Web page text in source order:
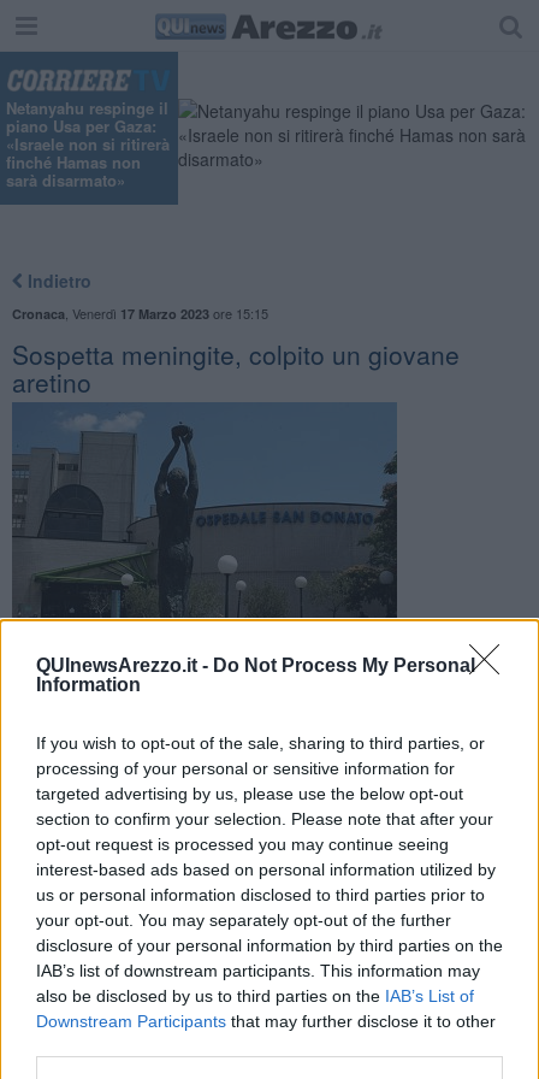
QUInewsArezzo.it - Do Not Process My Personal
Information
If you wish to opt-out of the sale, sharing to third parties, or
processing of your personal or sensitive information for
targeted advertising by us, please use the below opt-out
section to confirm your selection. Please note that after your
opt-out request is processed you may continue seeing
interest-based ads based on personal information utilized by
us or personal information disclosed to third parties prior to
your opt-out. You may separately opt-out of the further
disclosure of your personal information by third parties on the
IAB’s list of downstream participants. This information may
also be disclosed by us to third parties on the IAB’s List of
Downstream Participants that may further disclose it to other
Netanyahu respinge il
piano Usa per Gaza:
«Israele non si ritirerà
finché Hamas non
sarà disarmato»
Indietro
Cronaca Venerdì 17 Marzo 2023ore 15:15
Sospetta meningite, colpito un giovane
aretino
Avviata l’indagine epidemiologica, per i contatti prevista la
VALDARNO - AREZZO —
È direttamente la Asl Toscana sud est a
comunicare un sospetto di un caso di menigite, verosimilmente di
origine batterica, rilevato in un giovane del Valdarno.
Il Servizio Igiene e Sanità Pubblicha ha avviato l’inchiesta
epidemiologica per l’individuazione dei contatti che sono stati
invitati a recarsi presso il proprio medico curante per avviare in via
precauzionale la profilassi antibiotica.